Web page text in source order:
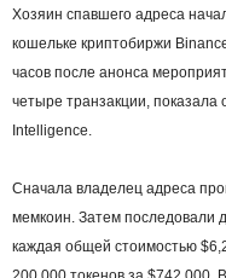
Хозяин спавшего адреса
кошельке криптобиржи
часов после анонса
четыре транзакции, показала
Intelligence.
Сначала владелец адреса
мемкоин. Затем последовали
каждая общей стоимостью